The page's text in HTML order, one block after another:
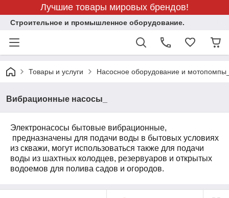
Лучшие товары мировых брендов!
Строительное и промышленное оборудование.
Товары и услуги Насосное оборудование и
Вибрационные насосы_
Электронасосы бытовые вибрационные,
предназначены для подачи воды в бытовых условиях
из скважи, могут использоваться также для подачи
воды из шахтных колодцев, резервуаров и открытых
водоемов для полива садов и огородов.